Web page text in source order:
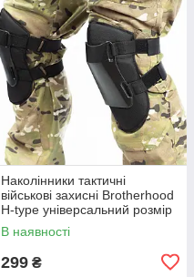
Наколінники тактичні
військові захисні Brotherhood
H-type універсальний розмір
для ЗСУ чорний
В наявності
299 ₴